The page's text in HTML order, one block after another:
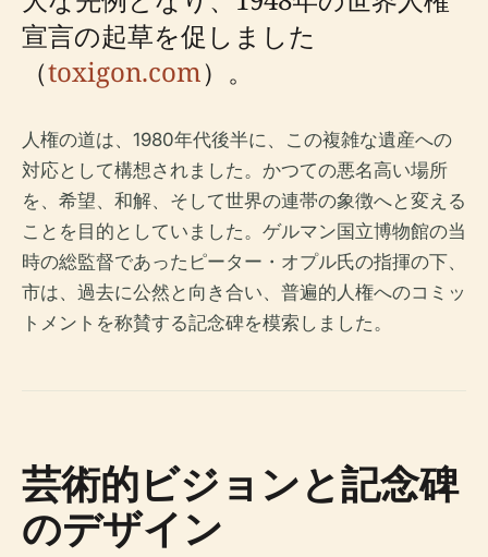
宣言の起草を促しました
（toxigon.com）。
人権の道は、1980年代後半に、この複雑な遺産への
対応として構想されました。かつての悪名高い場所
を、希望、和解、そして世界の連帯の象徴へと変える
ことを目的としていました。ゲルマン国立博物館の当
時の総監督であったピーター・オプル氏の指揮の下、
市は、過去に公然と向き合い、普遍的人権へのコミッ
トメントを称賛する記念碑を模索しました。
芸術的ビジョンと記念碑
のデザイン